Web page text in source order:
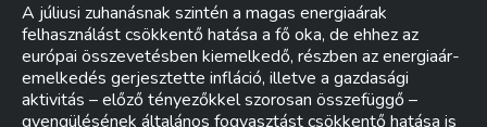
A júliusi zuhanásnak szintén a magas energiaárak
felhasználást csökkentő hatása a fő oka, de ehhez az
európai összevetésben kiemelkedő, részben az energiaár-
emelkedés gerjesztette infláció, illetve a gazdasági
aktivitás – előző tényezőkkel szorosan összefüggő –
gyengülésének általános fogyasztást csökkentő hatása is